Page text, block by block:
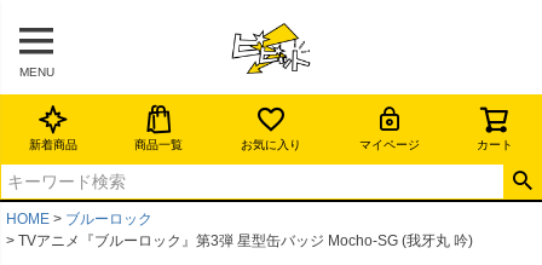
MENU
新着商品 商品一覧 お気に入り マイページ カート
HOME
ブルーロック
TVアニメ『ブルーロック』第3弾 星型缶バッジ Mocho-SG (我牙丸 吟)